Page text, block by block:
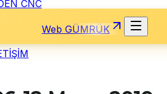
CNC
Web GÜMRÜK